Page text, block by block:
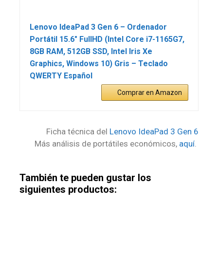
Lenovo IdeaPad 3 Gen 6 – Ordenador
Portátil 15.6″ FullHD (Intel Core i7-1165G7,
8GB RAM, 512GB SSD, Intel Iris Xe
Graphics, Windows 10) Gris – Teclado
QWERTY Español
Comprar en Amazon
Ficha técnica del Lenovo IdeaPad 3 Gen 6
Más análisis de portátiles económicos, aquí
También te pueden gustar los
siguientes productos: